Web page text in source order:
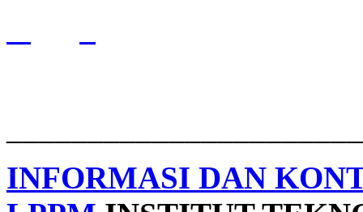
INFORMASI DAN